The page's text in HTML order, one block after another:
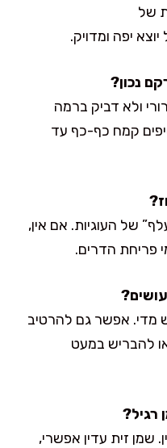
של
יפה ומדויק.
ולא דביק ברמה
קמח כף-כף עד
של העוגיות. אם אין,
פריחת הדרים.
מדי. אפשר גם להרטיב
להבריש במעט
שמן זית עדין אפשרי,